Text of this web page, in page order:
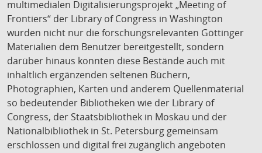
multimedialen Digitalisierungsprojekt „Meeting of
Frontiers“ der Library of Congress in Washington
wurden nicht nur die forschungsrelevanten Göttinger
Materialien dem Benutzer bereitgestellt, sondern
darüber hinaus konnten diese Bestände auch mit
inhaltlich ergänzenden seltenen Büchern,
Photographien, Karten und anderem Quellenmaterial
so bedeutender Bibliotheken wie der Library of
Congress, der Staatsbibliothek in Moskau und der
Nationalbibliothek in St. Petersburg gemeinsam
erschlossen und digital frei zugänglich angeboten